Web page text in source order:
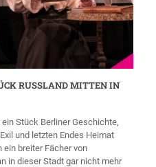
RUSSLAND MITTEN IN
Stück Berliner Geschichte,
und letzten Endes Heimat
breiter Fächer von
in dieser Stadt gar nicht mehr